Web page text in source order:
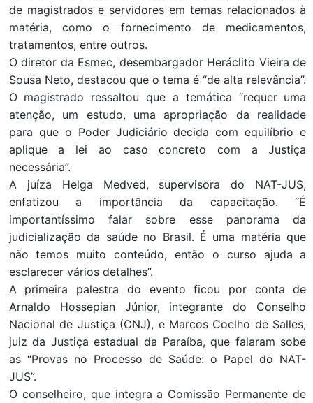
de magistrados e servidores em temas relacionados à
matéria, como o fornecimento de medicamentos,
tratamentos, entre outros.
O diretor da Esmec, desembargador Heráclito Vieira de
Sousa Neto, destacou que o tema é “de alta relevância”.
O magistrado ressaltou que a temática “requer uma
atenção, um estudo, uma apropriação da realidade
para que o Poder Judiciário decida com equilíbrio e
aplique a lei ao caso concreto com a Justiça
necessária”.
A juíza Helga Medved, supervisora do NAT-JUS,
enfatizou a importância da capacitação. “É
importantíssimo falar sobre esse panorama da
judicialização da saúde no Brasil. É uma matéria que
não temos muito conteúdo, então o curso ajuda a
esclarecer vários detalhes”.
A primeira palestra do evento ficou por conta de
Arnaldo Hossepian Júnior, integrante do Conselho
Nacional de Justiça (CNJ), e Marcos Coelho de Salles,
juiz da Justiça estadual da Paraíba, que falaram sobe
as “Provas no Processo de Saúde: o Papel do NAT-
JUS”.
O conselheiro, que integra a Comissão Permanente de